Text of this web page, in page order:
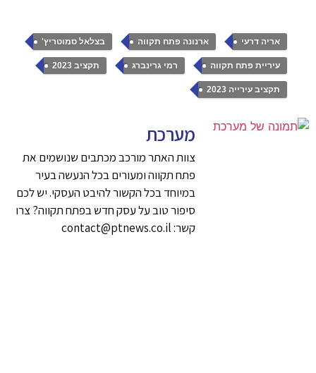
אריה דרעי , ארנונה פתח תקווה , בצלאל סמוטריץ' ,
עיריית פתח תקווה , רמי גרינברג , תקציב 2023 ,
תקציב עירייה 2023
מערכת
צוות האתר מורכב מכתבים שנושמים את
פתח תקווה ומעורים בכל הנעשה בעיר
במיוחד בכל הקשור להיבט העסקי. יש לכם
סיפור טוב על עסק חדש בפתח תקווה? צרו
קשר: contact@ptnews.co.il